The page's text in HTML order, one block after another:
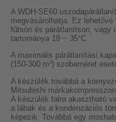
A WDH-SE60
megvásárolhatja. Ez
fűtsön és párátlanítson, vagy
tartománya 18 ~ 35°C.
A maximális párátlanítási
(150-300 m³) szobaméret
A készülék továbbá a
Mitsubishi
A készülék falra akasztható
a lábak és a kondenzációs
képezik. Továbbá egy